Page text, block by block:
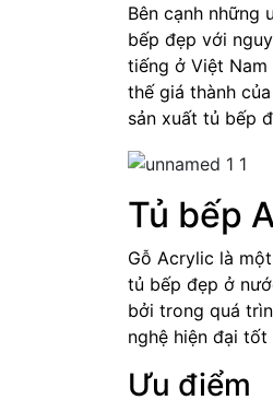
Bên cạnh
bếp đẹp với
tiếng ở Việt
thế giá thành
sản xuất tủ bếp
Tủ bếp
Gỗ Acrylic là
tủ bếp đẹp ở
bởi trong quá
nghệ hiện đại tốt
Ưu điểm